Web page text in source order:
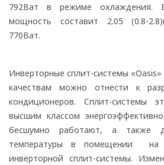
792Ват в режиме охлаждения.
мощность составит 2.05 (0.8-
770Ват.
Инверторные сплит-системы
качествам можно отнести к
кондиционеров. Сплит-системы
высшим классом
бесшумно работают, а также
температуры в помещении на
инверторной сплит-системы.